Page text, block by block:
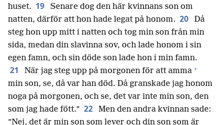
huset. 19
Senare dog den här kvinnans son om
natten, därför att hon hade legat på honom. 20
Då
steg hon upp mitt i natten och tog min son från min
sida, medan din slavinna sov, och lade honom i sin
egen famn, och sin döde son lade hon i min famn.
21 När jag steg upp på morgonen för att amma +
min son, se, då var han död. Då granskade jag honom
noga på morgonen, och se, det var inte min son, den
som jag hade fött.” 22
Men den andra kvinnan sade:
”Nej, det är min son som lever och din son som är